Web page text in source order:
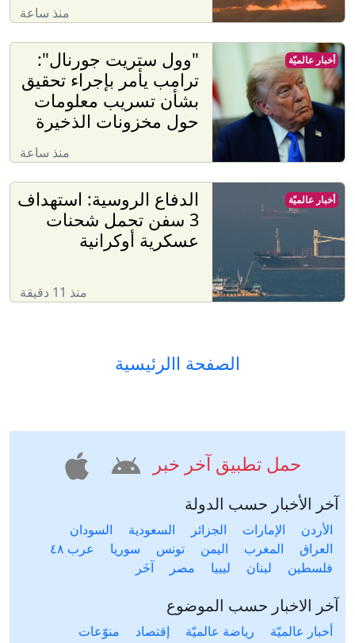
منذ ساعة
"وول ستريت جورنال":
ترامب يأمر بإجراء تحقيق
بشأن تسريب معلومات
حول مخزونات الذخيرة
منذ ساعة
أخبار عالميّة
الدفاع الروسية: استهداف
3 سفن تحمل شحنات
عسكرية أوكرانية
منذ 11 دقيقة
أخبار عالميّة
الصفحة االرئيسية
حمل تطبيق آخر خبر
آخر الأخبار حسب الدولة
الأردن الإمارات الجزائر السعودية
السودان
العراق
المغرب اليمن تونس سوريا
عرب ٤٨
فلسطين
لبنان ليبيا مصر آخَر
آخر الاخبار حسب الموضوع
أخبار عالميّة رياضة عالميّة إقتصاد
منوّعات